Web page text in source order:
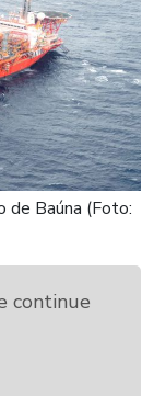
de Baúna (Foto:
continue